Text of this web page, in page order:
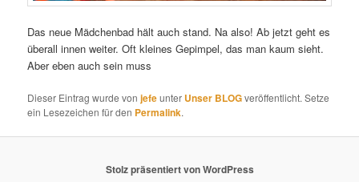
Das neue Mädchenbad hält auch stand. Na also! Ab jetzt geht es
überall innen weiter. Oft kleines Gepimpel, das man kaum sieht.
Aber eben auch sein muss
Dieser Eintrag wurde vonjefeunter Unser BLOGveröffentlicht. Setze
ein Lesezeichen für den Permalink.
Stolz präsentiert von WordPress